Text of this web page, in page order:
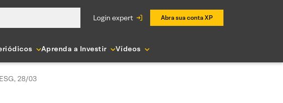
login expert Abra sua conta XP
Aprenda a Investir Vídeos
28/03